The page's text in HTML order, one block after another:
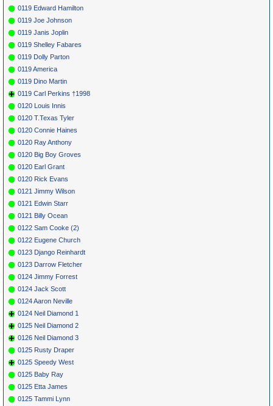
0119 Edward Hamilton
0119 Joe Johnson
0119 Janis Joplin
0119 Shelley Fabares
0119 Dolly Parton
0119 America
0119 Dino Martin
0119 Carl Perkins †1998
0120 Louis Innis
0120 T.Texas Tyler
0120 Connie Haines
0120 Ray Anthony
0120 Big Boy Groves
0120 Earl Grant
0120 Rick Evans
0121 Jimmy Wilson
0121 Edwin Starr
0121 Billy Ocean
0122 Sam Cooke (2)
0122 Eugene Church
0123 Django Reinhardt
0123 Darrow Fletcher
0124 Jimmy Forrest
0124 Jack Scott
0124 Aaron Neville
0124 Neil Diamond 1
0125 Neil Diamond 2
0126 Neil Diamond 3
0125 Rusty Draper
0125 Speedy West
0125 Baby Ray
0125 Etta James
0125 Tammi Lynn